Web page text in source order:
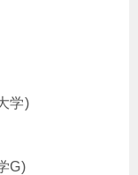
学)
G)